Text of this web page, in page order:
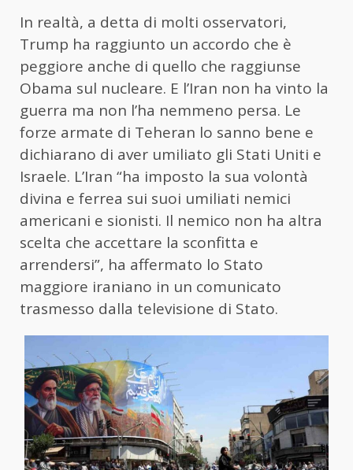
In realtà, a detta di molti osservatori,
Trump ha raggiunto un accordo che è
peggiore anche di quello che raggiunse
Obama sul nucleare. E l’Iran non ha vinto la
guerra ma non l’ha nemmeno persa. Le
forze armate di Teheran lo sanno bene e
dichiarano di aver umiliato gli Stati Uniti e
Israele. L’Iran “ha imposto la sua volontà
divina e ferrea sui suoi umiliati nemici
americani e sionisti. Il nemico non ha altra
scelta che accettare la sconfitta e
arrendersi”, ha affermato lo Stato
maggiore iraniano in un comunicato
trasmesso dalla televisione di Stato.